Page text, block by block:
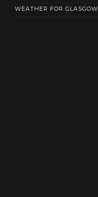
WEATHER FOR GLASGOW